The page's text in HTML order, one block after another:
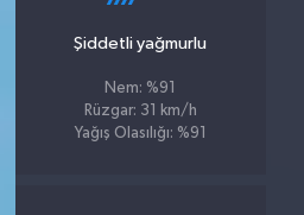
Şiddetli yağmurlu
Nem: %91
Rüzgar: 31 km/h
Yağış Olasılığı: %91